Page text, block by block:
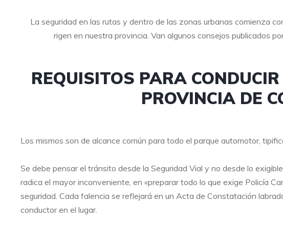
La seguridad en las rutas y dentro de las zonas urbanas comienza
rigen en nuestra provincia. Van algunos consejos publicados
REQUISITOS PARA
PROVINCIA DE
Los mismos son de alcance común para todo el parque automotor,
Se debe pensar el tránsito desde la Seguridad Vial y no desde lo
radica el mayor inconveniente, en «preparar todo lo que exige Policía
seguridad. Cada falencia se reflejará en un Acta de Constatación
conductor en el lugar.